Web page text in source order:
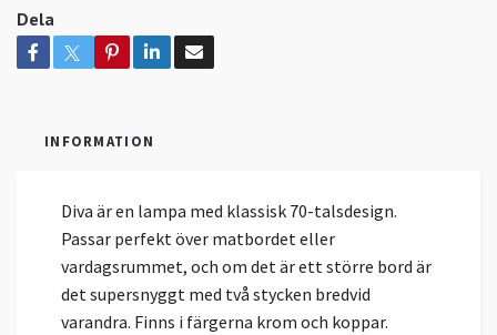
Dela
INFORMATION
Diva är en lampa med klassisk 70-talsdesign.
Passar perfekt över matbordet eller
vardagsrummet, och om det är ett större bord är
det supersnyggt med två stycken bredvid
varandra. Finns i färgerna krom och koppar.